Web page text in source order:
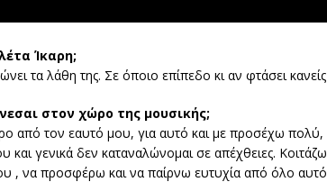
Ίκαρη;
τα λάθη της. Σε όποιο επίπεδο κι αν φτάσει
στον χώρο της μουσικής;
από τον εαυτό μου, για αυτό και με προσέχω
και γενικά δεν καταναλώνομαι σε απέχθειες.
, να προσφέρω και να παίρνω ευτυχία από όλο αυτό